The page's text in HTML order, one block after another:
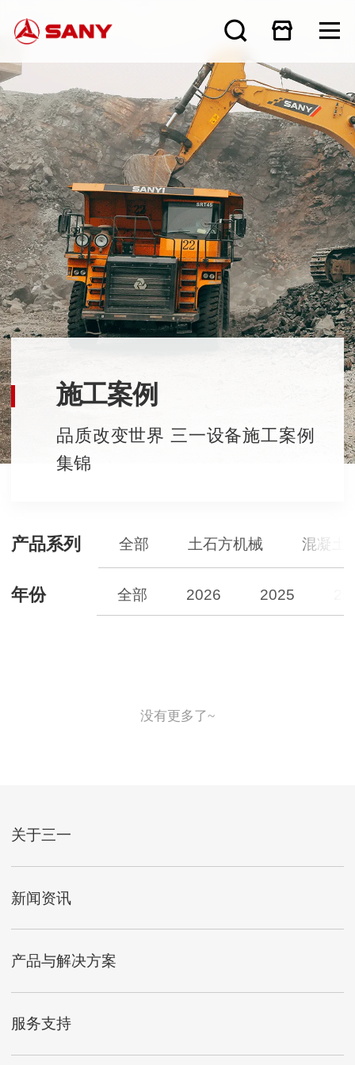
施工案例
品质改变世界 三一设备施工案例
集锦
产品系列 全部 土石方机械 混凝土
年份 全部 2026 2025
没有更多了~
关于三一
新闻资讯
产品与解决方案
服务支持